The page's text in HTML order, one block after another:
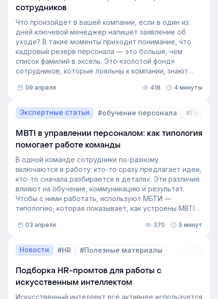
сотрудников
Что произойдёт в вашей компании, если в один из
дней ключевой менеджер напишет заявление об
уходе? В такие моменты приходит понимание, что
кадровый резерв персонала — это больше, чем
список фамилий в эксель. Это «золотой фонд»
сотрудников, которые лояльны к компании, знают
освободившуюся должность. Не у каждой компании
вручную — трудоёмкая задача. Однако с приходом
автоматизации формирование кадрового запаса
перестало требовать большого ресурса. Теперь это
важный инструмент для любой компании, которая не
хочет зависеть от капризов рынка труда. В статье
разберёмся, как выстроить процесс формирование
кадрового резерва с помощью современных
инструментов.
09 апреля 418 4 минуты
Экспертные статьи #обучение персонала
MBTI в управлении персоналом: как типология
помогает работе команды
В одной команде сотрудники по-разному
включаются в работу: кто-то сразу предлагает идеи,
кто-то сначала разбирается в деталях. Эти различия
влияют на обучение, коммуникацию и результат.
Чтобы с ними работать, используют МБТИ —
типологию, которая показывает, как устроены MBTI
это тестирование применяют в бизнесе и какую
03 апреля 370 5 минут
Новости #HR #Полезные материалы
Подборка HR-промтов для работы с
искусственным интеллектом
Искусственный интеллект всё активнее используется